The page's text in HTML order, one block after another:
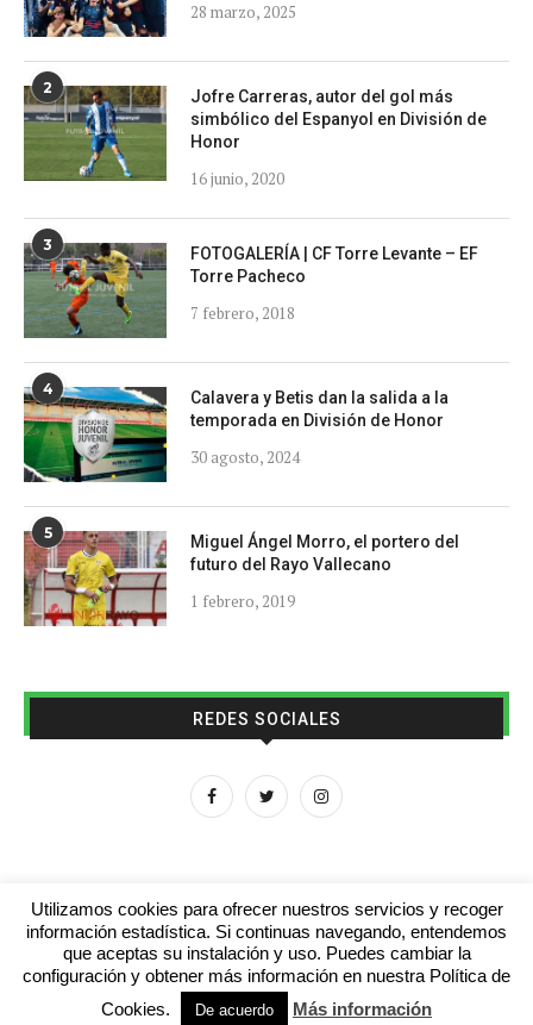
28 marzo, 2025
2
Jofre Carreras, autor del gol más
simbólico del Espanyol en División de
Honor
16 junio, 2020
3
FOTOGALERÍA | CF Torre Levante – EF
Torre Pacheco
7 febrero, 2018
4
Calavera y Betis dan la salida a la
temporada en División de Honor
30 agosto, 2024
5
Miguel Ángel Morro, el portero del
futuro del Rayo Vallecano
1 febrero, 2019
REDES SOCIALES
Aviso legal Contacto Colabora con nosotros
© 2016 - futboljuvenil.es
Utilizamos cookies para ofrecer nuestros servicios y recoger
información estadística. Si continuas navegando, entendemos
que aceptas su instalación y uso. Puedes cambiar la
configuración y obtener más información en nuestra Política de
Cookies.
De acuerdo Más información